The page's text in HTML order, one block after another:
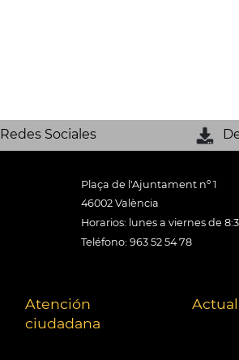
Redes Sociales
Plaça de l'Ajuntament nº 1
46002 València
Horarios: lunes a viernes de
Teléfono: 963 52 54 78
Atención
ciudadana